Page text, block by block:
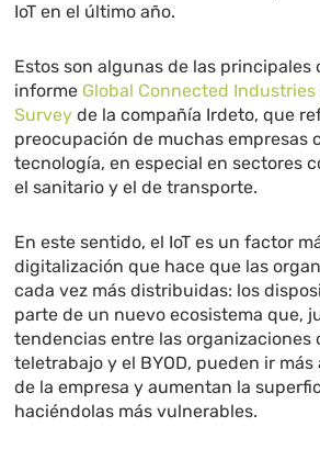
IoT en el último año.
Estos son algunas de las principales
informe Global Connected
Survey de la compañía Irdeto, que
preocupación de muchas empresas
tecnología, en especial en sectores
el sanitario y el de transporte.
En este sentido, el IoT es un factor
digitalización que hace que las
cada vez más distribuidas: los
parte de un nuevo ecosistema que,
tendencias entre las organizaciones
teletrabajo y el BYOD, pueden ir
de la empresa y aumentan la
haciéndolas más vulnerables.